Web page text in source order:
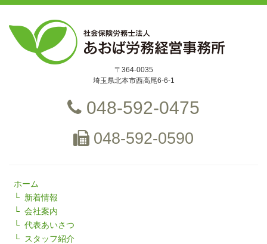
〒364-0035
埼玉県北本市西高尾6-6-1
048-592-0475
048-592-0590
ホーム
新着情報
会社案内
代表あいさつ
スタッフ紹介